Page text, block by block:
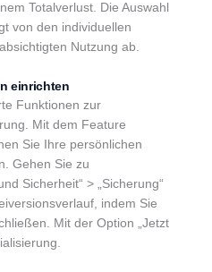
Totalverlust. Die Auswahl
von den individuellen
Nutzung ab.
einrichten
Funktionen zur
Mit dem Feature
Sie Ihre persönlichen
Gehen Sie zu
Sicherheit“ > „Sicherung“
indem Sie
Mit der Option „Jetzt